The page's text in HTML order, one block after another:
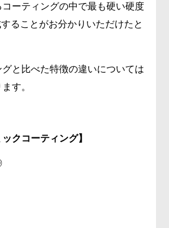
ーティングの中で最も硬い硬度
ることがお分かりいただけたと
と比べた特徴の違いについては
す。
クコーティング】